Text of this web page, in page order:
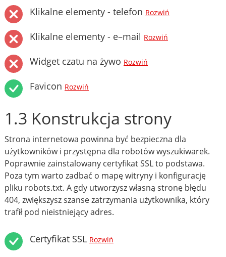
Klikalne elementy - telefon Rozwiń
Klikalne elementy - e–mail Rozwiń
Widget czatu na żywo Rozwiń
Favicon Rozwiń
1.3 Konstrukcja strony
Strona internetowa powinna być bezpieczna dla
użytkowników i przystępna dla robotów wyszukiwarek.
Poprawnie zainstalowany certyfikat SSL to podstawa.
Poza tym warto zadbać o mapę witryny i konfigurację
pliku robots.txt. A gdy utworzysz własną stronę błędu
404, zwiększysz szanse zatrzymania użytkownika, który
trafił pod nieistniejący adres.
Certyfikat SSL Rozwiń